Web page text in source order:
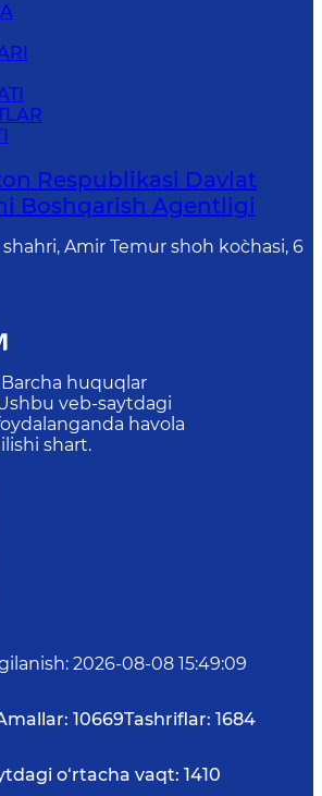
Respublikasi Davlat
Boshqarish Agentligi
Amir Temur shoh ko`chasi, 6
Barcha huquqlar
veb-saytdagi
havola
shart.
: 2026-08-08 15:49:09
10669Tashriflar: 1684
o‘rtacha vaqt: 1410